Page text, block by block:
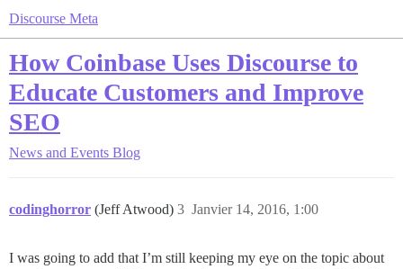
Discourse Meta
How Coinbase Uses Discourse to
Educate Customers and Improve
SEO
News and Events Blog
codinghorror (Jeff Atwood) Janvier 14, 2016, 1:00
3
I was going to add that I’m still keeping my eye on the topic about